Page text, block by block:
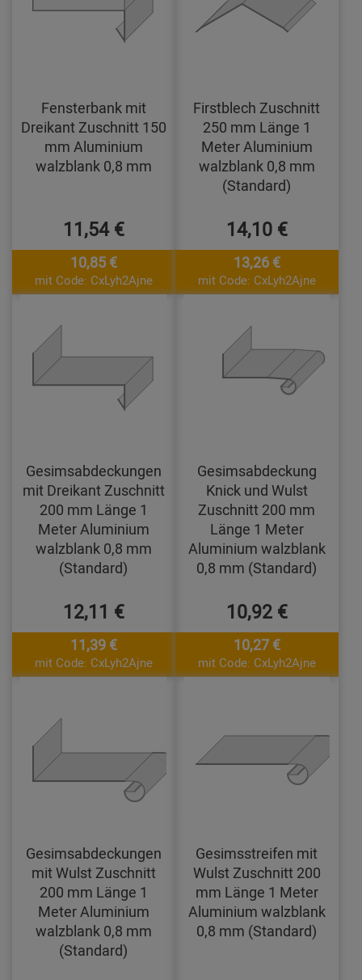
Fensterbank mit
Dreikant Zuschnitt 150
mm Aluminium
walzblank 0,8 mm
11,54 €
10,85 €
mit Code: CxLyh2Ajne
Firstblech Zuschnitt
250 mm Länge 1
Meter Aluminium
walzblank 0,8 mm
(Standard)
14,10 €
13,26 €
mit Code: CxLyh2Ajne
Gesimsabdeckungen
mit Dreikant Zuschnitt
200 mm Länge 1
Meter Aluminium
walzblank 0,8 mm
(Standard)
12,11 €
11,39 €
mit Code: CxLyh2Ajne
Gesimsabdeckung
Knick und Wulst
Zuschnitt 200 mm
Länge 1 Meter
Aluminium walzblank
0,8 mm (Standard)
10,92 €
10,27 €
mit Code: CxLyh2Ajne
Gesimsabdeckungen
mit Wulst Zuschnitt
200 mm Länge 1
Meter Aluminium
walzblank 0,8 mm
(Standard)
Gesimsstreifen mit
Wulst Zuschnitt 200
mm Länge 1 Meter
Aluminium walzblank
0,8 mm (Standard)